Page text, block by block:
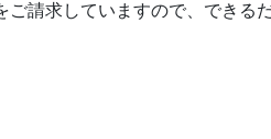
請求していますので、できる